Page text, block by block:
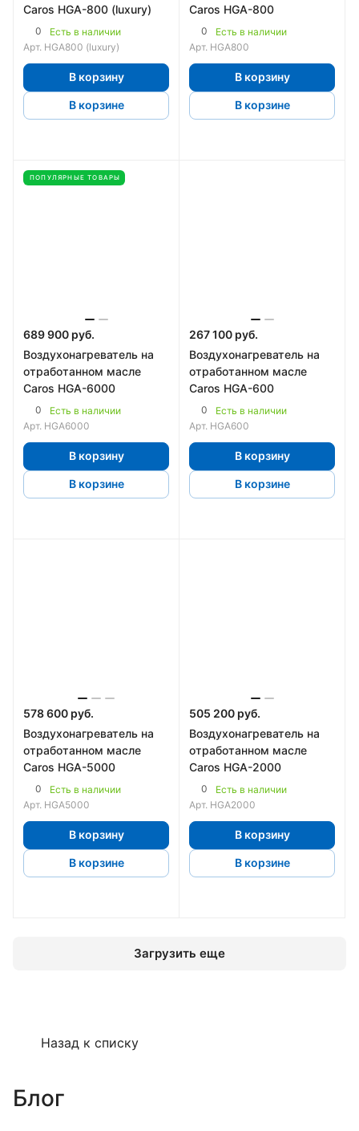
Caros HGA-800 (luxury)
0
Есть в наличии
Арт. HGA800 (luxury)
В корзину
В корзине
Caros HGA-800
0
Есть в наличии
Арт. HGA800
В корзину
В корзине
ПОПУЛЯРНЫЕ ТОВАРЫ
689 900 руб.
Воздухонагреватель на
отработанном масле
Caros HGA-6000
0
Есть в наличии
Арт. HGA6000
В корзину
В корзине
267 100 руб.
Воздухонагреватель на
отработанном масле
Caros HGA-600
0
Есть в наличии
Арт. HGA600
В корзину
В корзине
578 600 руб.
Воздухонагреватель на
отработанном масле
Caros HGA-5000
0
Есть в наличии
Арт. HGA5000
В корзину
В корзине
505 200 руб.
Воздухонагреватель на
отработанном масле
Caros HGA-2000
0
Есть в наличии
Арт. HGA2000
В корзину
В корзине
Загрузить еще
Назад к списку
Блог